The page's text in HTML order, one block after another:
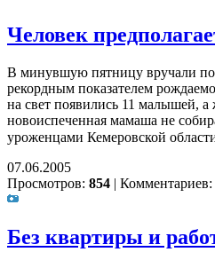
Человек
В минувшую пятницу вручали
рекордным показателем
на свет появились 11 малышей, а
новоиспеченная мамаша не
уроженцами Кемеровской
07.06.2005
Просмотров: 854 | Комментариев:
Без квартиры и